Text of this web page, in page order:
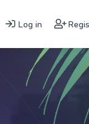
Log in